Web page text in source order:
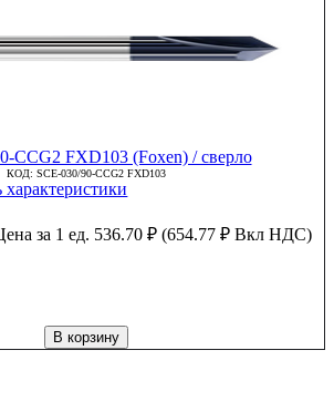
CCG2 FXD103 (Foxen) / сверло
КОД: SCE-030/90-CCG2 FXD103
характеристики
за 1 ед. 536.70 ₽ (654.77 ₽ Вкл НДС)
В корзину